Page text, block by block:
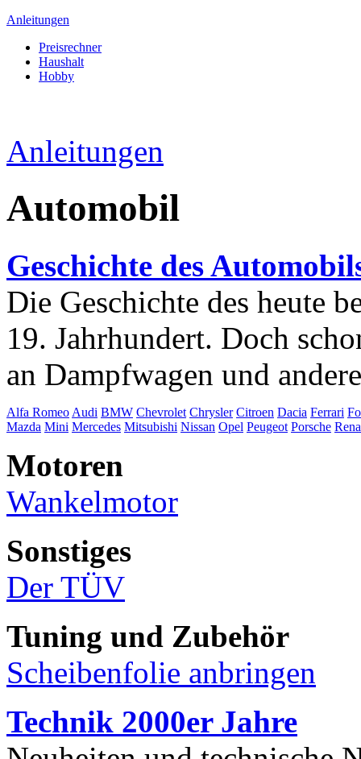
Anleitungen
Preisrechner
Haushalt
Hobby
Anleitungen
Automobil
Geschichte des
Die Geschichte des heute
19. Jahrhundert. Doch
an Dampfwagen und
Alfa Romeo Audi BMW Chevrolet Chrysler Citroen Dacia Ferrari
Mazda Mini Mercedes Mitsubishi Nissan Opel Peugeot Porsche
Motoren
Wankelmotor
Sonstiges
Der TÜV
Tuning und Zubehör
Scheibenfolie anbringen
Technik 2000er Jahre